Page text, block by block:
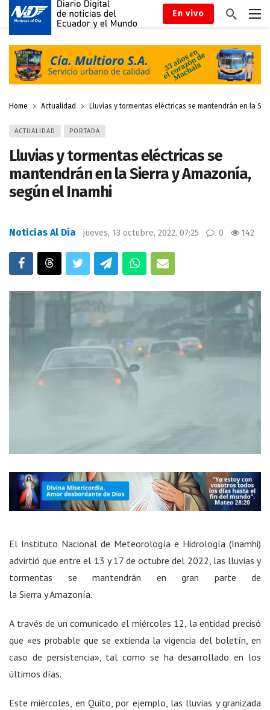
En vivo
Home Actualidad Lluvias y tormentas eléctricas se mantendrán en la
ACTUALIDAD PORTADA
Lluvias y tormentas eléctricas se
mantendrán en la Sierra y Amazonía,
según el Inamhi
Noticias Al Día jueves, 13 octubre, 2022, 07:25 0 142
El Instituto Nacional de Meteorología e Hidrología (Inamhi)
advirtió que entre el 13 y 17 de octubre del 2022, las lluvias y
tormentas se mantendrán en gran parte de
la Sierra yAmazonía.
A través de un comunicado el miércoles 12, la entidad precisó
que «es probable que se extienda la vigencia del boletín, en
caso de persistencia», tal como se ha desarrollado en los
últimos días.
Este miércoles, en Quito, por ejemplo, las lluvias y granizada